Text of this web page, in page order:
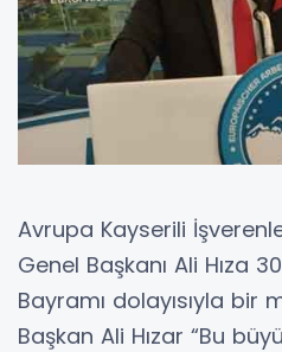
Avrupa Kayserili
Genel Başkanı Ali Hıza
Bayramı dolayısıyla bir
Başkan Ali Hızar “Bu